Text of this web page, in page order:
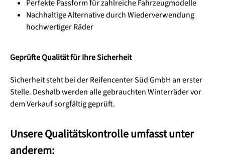
Perfekte Passform für zahlreiche Fahrzeugmodelle
Nachhaltige Alternative durch Wiederverwendung
hochwertiger Räder
Geprüfte Qualität für Ihre Sicherheit
Sicherheit steht bei der Reifencenter Süd GmbH an erster
Stelle. Deshalb werden alle gebrauchten Winterräder vor
dem Verkauf sorgfältig geprüft.
Unsere Qualitätskontrolle umfasst unter
anderem: